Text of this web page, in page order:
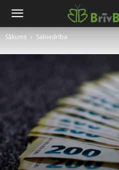
Sākums Sabiedrība